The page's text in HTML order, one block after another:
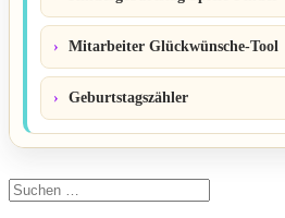
Mitarbeiter Glückwünsche-Tool
Geburtstagszähler
Suchen
nach: